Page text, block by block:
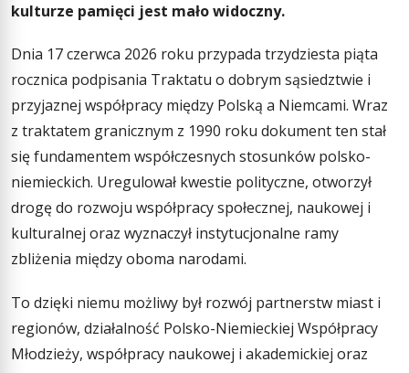
kulturze pamięci jest mało widoczny.
Dnia 17 czerwca 2026 roku przypada trzydziesta piąta
rocznica podpisania Traktatu o dobrym sąsiedztwie i
przyjaznej współpracy między Polską a Niemcami. Wraz
z traktatem granicznym z 1990 roku dokument ten stał
się fundamentem współczesnych stosunków polsko-
niemieckich. Uregulował kwestie polityczne, otworzył
drogę do rozwoju współpracy społecznej, naukowej i
kulturalnej oraz wyznaczył instytucjonalne ramy
zbliżenia między oboma narodami.
To dzięki niemu możliwy był rozwój partnerstw miast i
regionów, działalność Polsko-Niemieckiej Współpracy
Młodzieży, współpracy naukowej i akademickiej oraz